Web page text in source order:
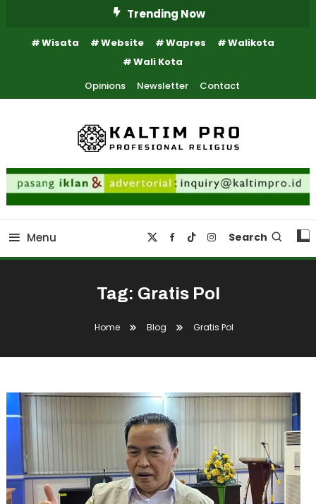
Content
Trending Now
Wisata Website Wapres
Walikota
Wali Kota
Opinions
Newsletter Contact
Kaltim Pro
Kaltim Profesional Religius
Menu Search
Tag: Gratis Pol
Home Blog Gratis Pol